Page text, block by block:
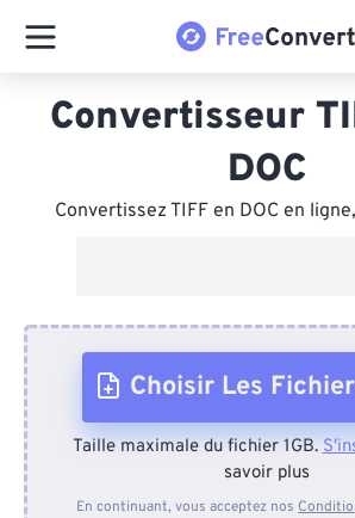
Convertisseur
DOC
Convertissez TIFF en DOC en
Choisir Les
Depuis l'appareil
Taille maximale du fichier 1GB.
savoir plus
En continuant, vous acceptez nos